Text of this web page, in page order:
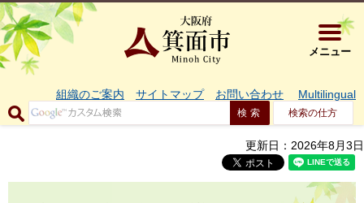
大阪府箕
メニュー
組織のご案内 サイトマップ お問い合わせ Multilingual
検索の仕方
更新日：2026年8月3日